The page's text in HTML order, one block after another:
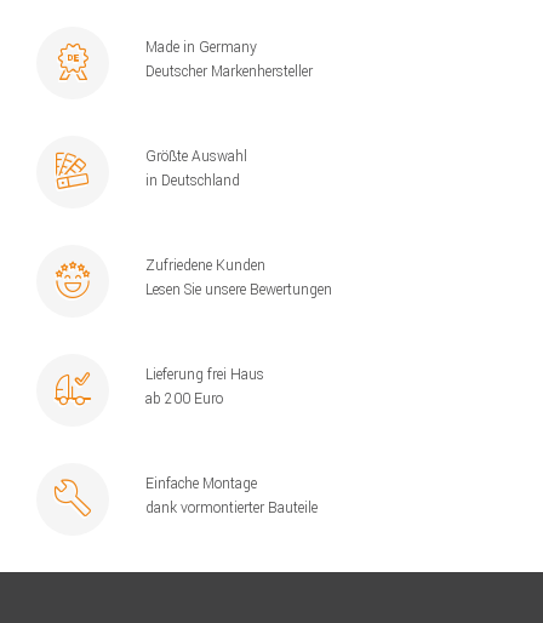
Made in Germany
Deutscher Markenhersteller
Größte Auswahl
in Deutschland
Zufriedene Kunden
Lesen Sie unsere Bewertungen
Lieferung frei Haus
ab 200 Euro
Einfache Montage
dank vormontierter Bauteile